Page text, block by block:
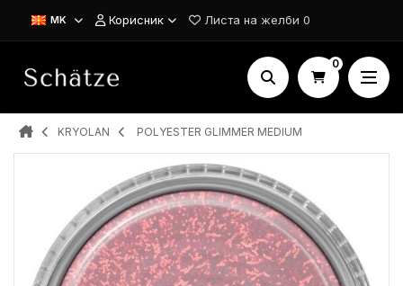
MK Корисник Листа на желби 0
0
KRYOLAN POLYESTER GLIMMER MEDIUM